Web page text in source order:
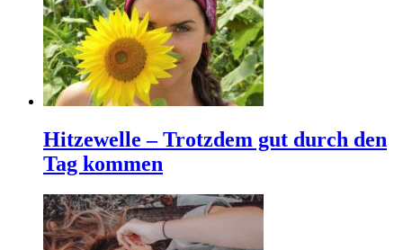
Hitzewelle – Trotzdem gut durch den
Tag kommen